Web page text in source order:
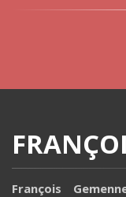
François